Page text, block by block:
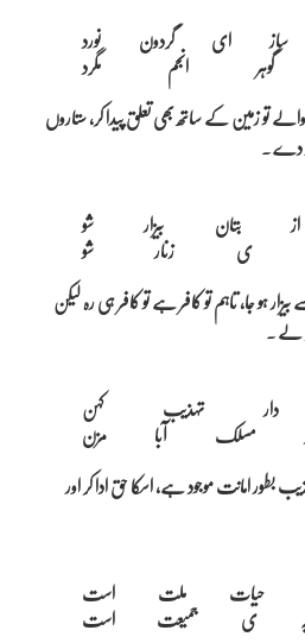
ای گردون نورد
زمین کے ساتھ بھی تعلق پیدا کر، ستاروں
دے ۔
بتان بیزار شو
ہو جا، تاہم تو کافر ہے تو کافر ہی رہ لیکن
لے ۔
تہذیب کہن
امانت موجود ہے، اسکا حق ادا کر اور
حیات ملت است